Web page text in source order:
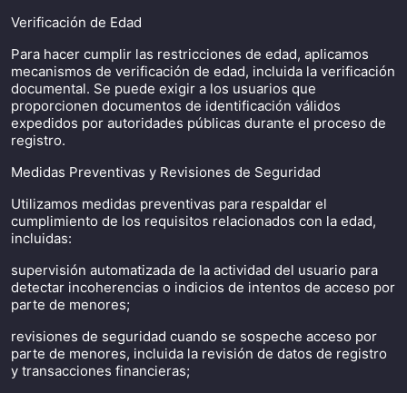
Verificación de Edad
Para hacer cumplir las restricciones de edad, aplicamos
mecanismos de verificación de edad, incluida la verificación
documental. Se puede exigir a los usuarios que
proporcionen documentos de identificación válidos
expedidos por autoridades públicas durante el proceso de
registro.
Medidas Preventivas y Revisiones de Seguridad
Utilizamos medidas preventivas para respaldar el
cumplimiento de los requisitos relacionados con la edad,
incluidas:
supervisión automatizada de la actividad del usuario para
detectar incoherencias o indicios de intentos de acceso por
parte de menores;
revisiones de seguridad cuando se sospeche acceso por
parte de menores, incluida la revisión de datos de registro
y transacciones financieras;